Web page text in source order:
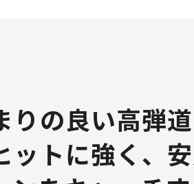
りの良い高弾
ットに強く、